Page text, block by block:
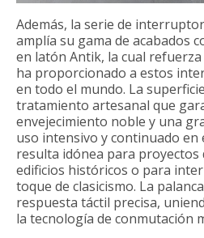
Además, la serie de
amplía su gama de acabados
en latón Antik, la cual refuerza
ha proporcionado a estos
en todo el mundo. La
tratamiento artesanal que
envejecimiento noble y una
uso intensivo y continuado en
resulta idónea para proyectos
edificios históricos o para
toque de clasicismo. La
respuesta táctil precisa,
la tecnología de conmutación